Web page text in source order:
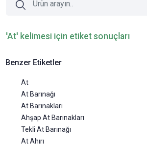
'At' kelimesi için etiket sonuçları
Benzer Etiketler
At
At Barınağı
At Barınakları
Ahşap At Barınakları
Tekli At Barınağı
At Ahırı